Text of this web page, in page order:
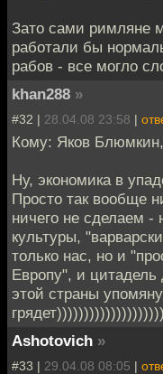
Зато сами римляне
работали бы
рабов - все могло
khan288 »
#32 | 28.04.08 23:58 |
Кому: Яков Блюмкин,
Ну, экономика в
Просто так вообще
ничего не сделаем -
культуры,
только нас, но и
Европу", и
этой страны
Ashotovich »
#33 | 29.04.08 08:05 |